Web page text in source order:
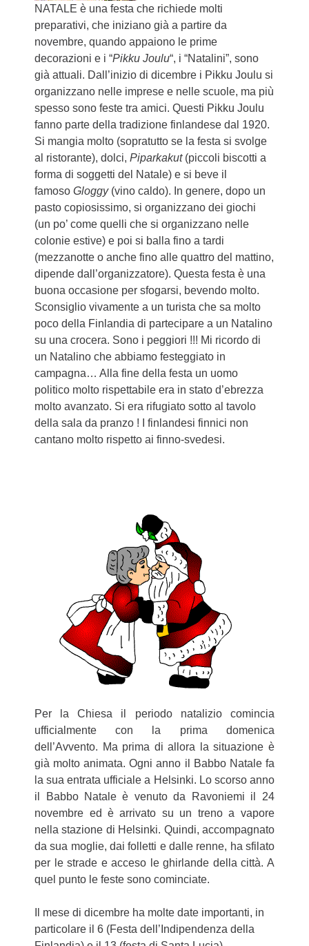
NATALE è una festa che richiede molti
preparativi, che iniziano già a partire da
novembre, quando appaiono le prime
decorazioni e i “Pikku Joulu“, i “Natalini”, sono
già attuali. Dall’inizio di dicembre i Pikku Joulu si
organizzano nelle imprese e nelle scuole, ma più
spesso sono feste tra amici. Questi Pikku Joulu
fanno parte della tradizione finlandese dal 1920.
Si mangia molto (sopratutto se la festa si svolge
al ristorante), dolci,Piparkakut(piccoli biscotti a
forma di soggetti del Natale) e si beve il
famosoGloggy(vino caldo). In genere, dopo un
pasto copiosissimo, si organizzano dei giochi
(un po’ come quelli che si organizzano nelle
colonie estive) e poi si balla fino a tardi
(mezzanotte o anche fino alle quattro del mattino,
dipende dall’organizzatore). Questa festa è una
buona occasione per sfogarsi, bevendo molto.
Sconsiglio vivamente a un turista che sa molto
poco della Finlandia di partecipare a un Natalino
su una crocera. Sono i peggiori !!! Mi ricordo di
un Natalino che abbiamo festeggiato in
campagna… Alla fine della festa un uomo
politico molto rispettabile era in stato d’ebrezza
molto avanzato. Si era rifugiato sotto al tavolo
della sala da pranzo ! I finlandesi finnici non
cantano molto rispetto ai finno-svedesi.
Per la Chiesa il periodo natalizio comincia
ufficialmente con la prima domenica
dell’Avvento. Ma prima di allora la situazione è
già molto animata. Ogni anno il Babbo Natale fa
la sua entrata ufficiale a Helsinki. Lo scorso anno
il Babbo Natale è venuto da Ravoniemi il 24
novembre ed è arrivato su un treno a vapore
nella stazione di Helsinki. Quindi, accompagnato
da sua moglie, dai folletti e dalle renne, ha sfilato
per le strade e acceso le ghirlande della città. A
quel punto le feste sono cominciate.
Il mese di dicembre ha molte date importanti, in
particolare il 6 (Festa dell’Indipendenza della